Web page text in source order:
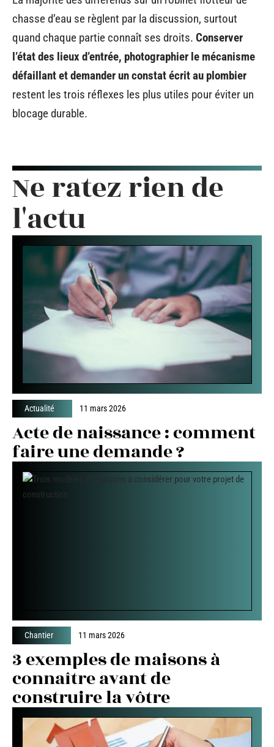
chasse d’eau se règlent par la discussion, surtout
quand chaque partie connaît ses droits. Conserver
l’état des lieux d’entrée, photographier le mécanisme
défaillant et demander un constat écrit au plombier
restent les trois réflexes les plus utiles pour éviter un
blocage durable.
Ne ratez rien de
l'actu
Actualité 11 mars 2026
Acte de naissance : comment
faire une demande ?
Chantier 11 mars 2026
3 exemples de maisons à
connaître avant de
construire la vôtre